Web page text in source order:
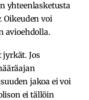
yhteenlasketusta
Oikeuden voi
avioehdolla.
jyrkät. Jos
jakoa ei voi
ei tällöin